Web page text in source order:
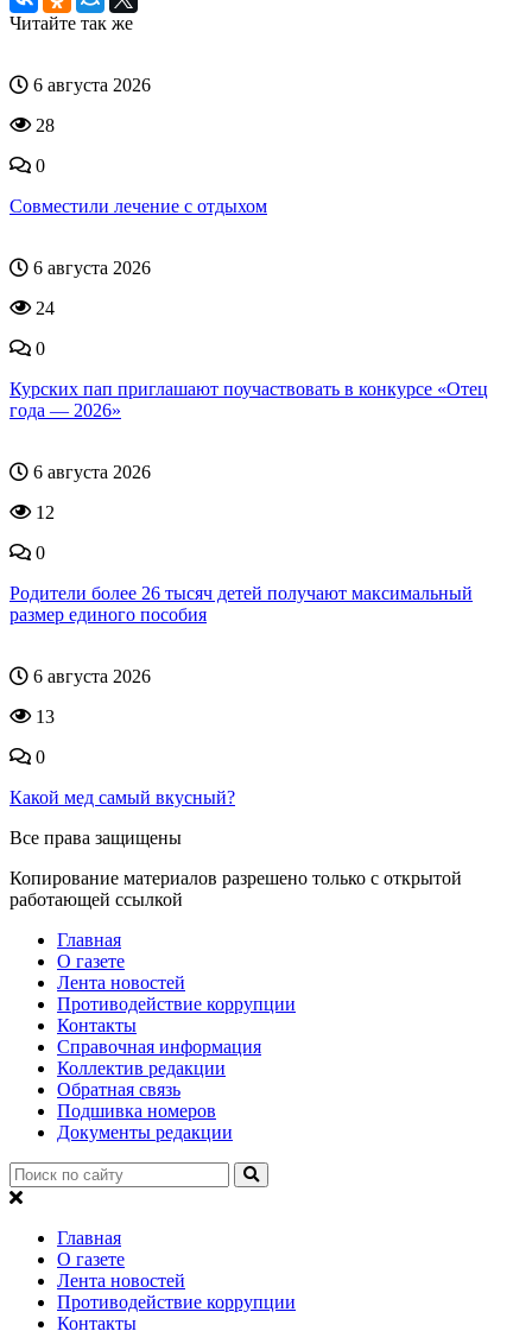
Читайте так же
6 августа 2026
28
0
Совместили лечение с отдыхом
6 августа 2026
24
0
Курских пап приглашают поучаствовать в конкурсе «Отец
года — 2026»
6 августа 2026
12
0
Родители более 26 тысяч детей получают максимальный
размер единого пособия
6 августа 2026
13
0
Какой мед самый вкусный?
Все права защищены
Копирование материалов разрешено только с открытой
работающей ссылкой
Главная
О газете
Лента новостей
Противодействие коррупции
Контакты
Справочная информация
Коллектив редакции
Обратная связь
Подшивка номеров
Документы редакции
Главная
О газете
Лента новостей
Противодействие коррупции
Контакты